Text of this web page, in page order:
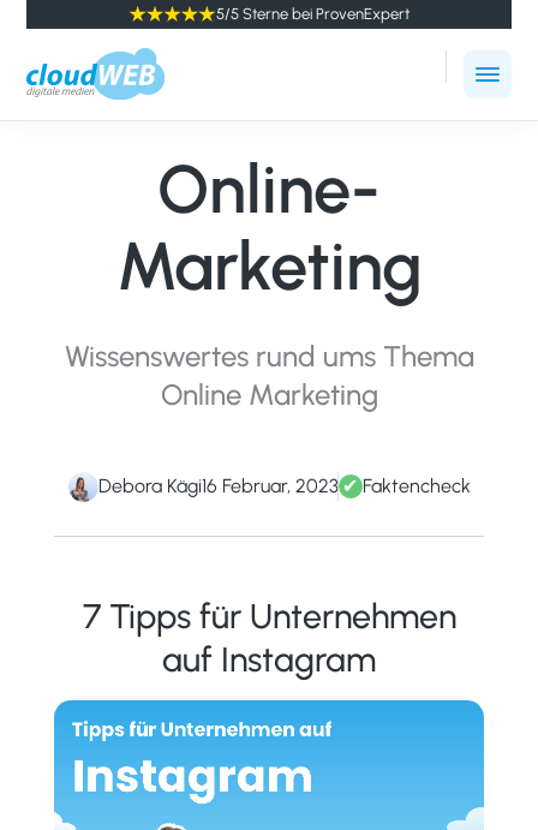
5/5 Sterne bei ProvenExpert
Online-
Marketing
Wissenswertes rund ums Thema
Online Marketing
7 Tipps für Unternehmen
auf Instagram
Debora Kägi16 Februar, 2023 ✔ Faktencheck